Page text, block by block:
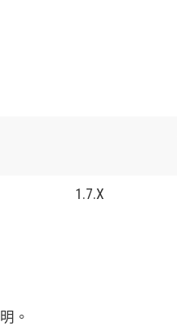
1.7.X
。